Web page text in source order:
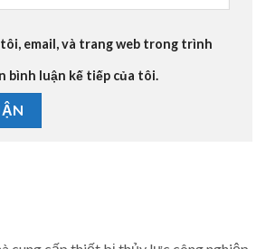
email, và trang web trong trình
bình luận kế tiếp của tôi.